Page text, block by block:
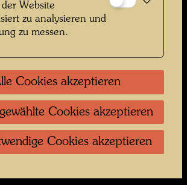
A MANDARIN
Website
zu analysieren und
zu messen.
Cookies akzeptieren
Cookies akzeptieren
Cookies akzeptieren